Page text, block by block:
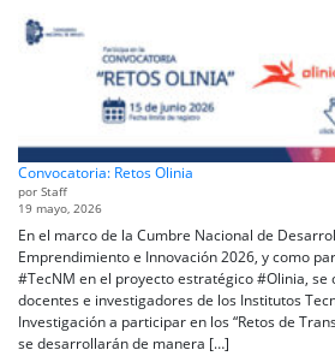
Convocatoria: Retos Olinia
por Staff
19 mayo, 2026
En el marco de la Cumbre Nacional de
Emprendimiento e Innovación 2026, y como
#TecNM en el proyecto estratégico #Olinia, se
docentes e investigadores de los Institutos
Investigación a participar en los “Retos de
se desarrollarán de manera […]